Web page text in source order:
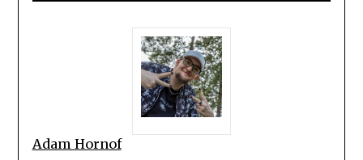
Adam Hornof